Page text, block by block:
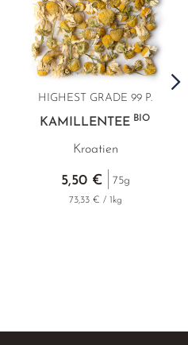
HIGHEST GRADE 99 P.
KAMILLENTEE BIO
Kroatien
5,50 € 75g
73,33 € / 1kg